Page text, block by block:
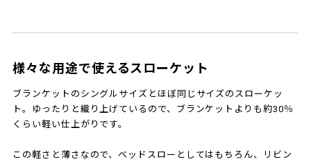
様々な用途で使えるスローケット
ブランケットのシングルサイズとほぼ同じサイズのスローケッ
ト。ゆったりと織り上げているので、ブランケットよりも約30％
くらい軽い仕上がりです。
この軽さと薄さなので、ベッドスローとしてはもちろん、リビン